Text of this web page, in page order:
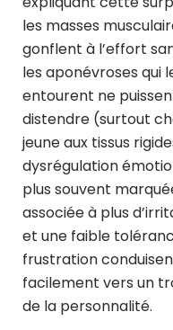
les masses
gonflent à l’effort
les aponévroses qui
entourent ne
distendre (surtout
jeune aux tissus
dysrégulation
plus souvent
associée à plus
et une faible
frustration
facilement vers un
de la personnalité.